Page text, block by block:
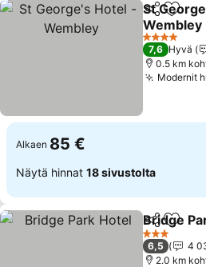
Jaa Lisää
St
Wembley
Katso
4
7,6 Hyvä
0.5 km
Modernit
Alkaen 85 €
Näytä hinnat 18 sivustolta
Jaa Lisää
Bridge
3 Tähtiluokitus
6,5
4
2.0 km